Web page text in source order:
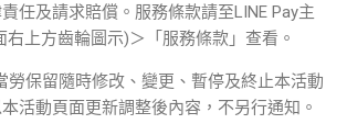
任及請求賠償。服務條款請至LINE Pay主
右上方齒輪圖示)＞「服務條款」查看。
勞保留隨時修改、變更、暫停及終止本活動
活動頁面更新調整後內容，不另行通知。